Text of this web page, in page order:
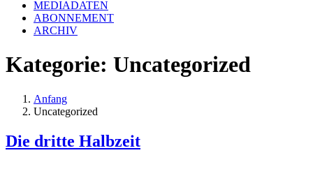
MEDIADATEN
ABONNEMENT
ARCHIV
Kategorie: Uncategorized
Anfang
Uncategorized
Die dritte Halbzeit